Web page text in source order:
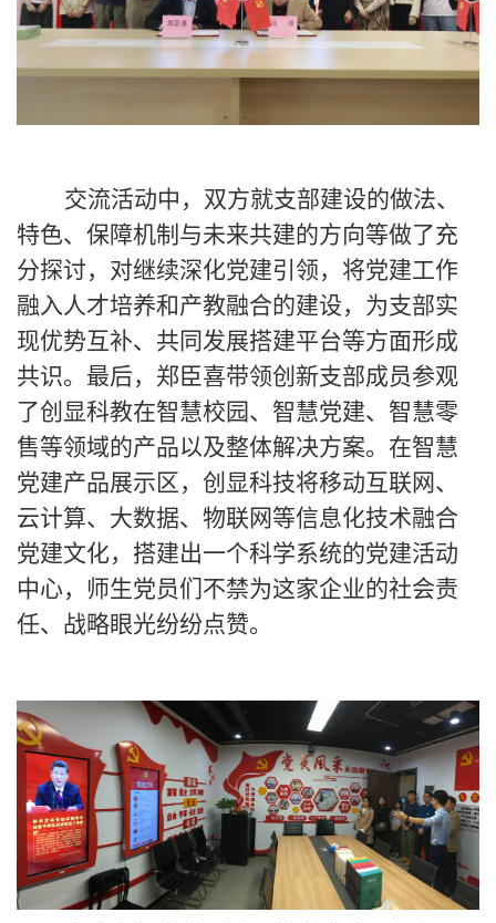
交流活动中，双方就支部建设的做法、
特色、保障机制与未来共建的方向等做了充
分探讨，对继续深化党建引领，将党建工作
融入人才培养和产教融合的建设，为支部实
现优势互补、共同发展搭建平台等方面形成
共识。最后，郑臣喜带领创新支部成员参观
了创显科教在智慧校园、智慧党建、智慧零
售等领域的产品以及整体解决方案。在智慧
党建产品展示区， 创显科技将移动互联网、
云计算、大数据、物联网等信息化技术融合
党建文化，搭建出一个科学系统的党建活动
中心，师生党员们不禁为这家企业的社会责
任、战略眼光纷纷点赞。